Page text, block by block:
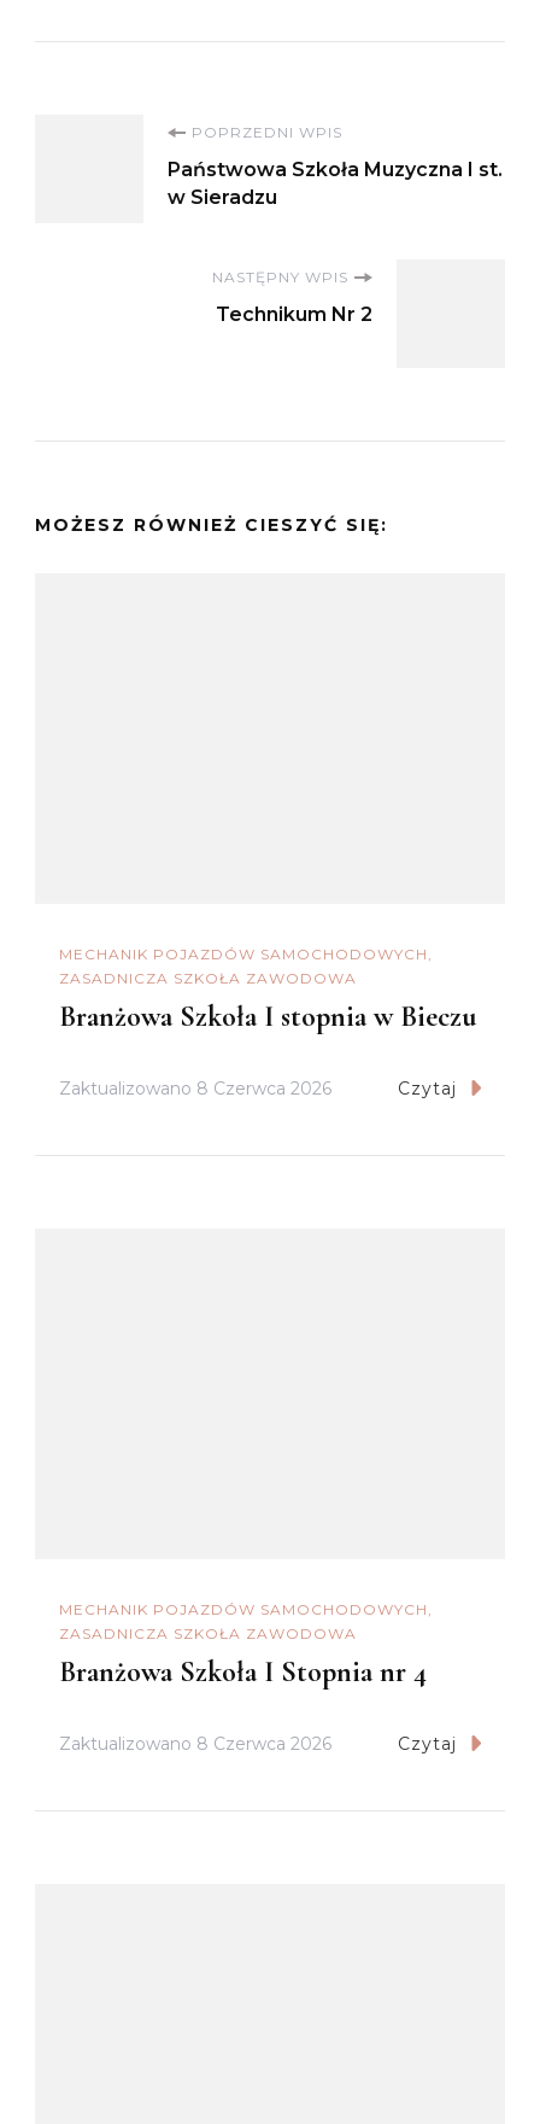
Nawigacja
wpisu
POPRZEDNI WPIS
Państwowa Szkoła Muzyczna I st.
w Sieradzu
NASTĘPNY WPIS
Technikum Nr 2
MOŻESZ RÓWNIEŻ CIESZYĆ SIĘ:
MECHANIK POJAZDÓW SAMOCHODOWYCH
ZASADNICZA SZKOŁA ZAWODOWA
Branżowa Szkoła I stopnia w Bieczu
Zaktualizowano 8 Czerwca 2026 Czytaj
MECHANIK POJAZDÓW SAMOCHODOWYCH
ZASADNICZA SZKOŁA ZAWODOWA
Branżowa Szkoła I Stopnia nr 4
Zaktualizowano 8 Czerwca 2026 Czytaj